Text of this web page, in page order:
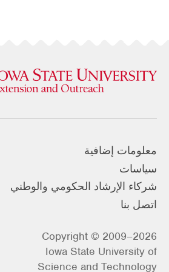
معلومات إضافية
سياسات
شركاء الإرشاد الحكومي والوطني
اتصل بنا
Copyright © 2009–2026
Iowa State University of
Science and Technology